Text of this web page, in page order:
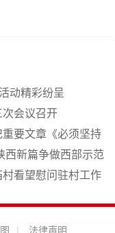
动精彩纷呈
会议召开
重要文章《必须坚持
西新篇争做西部示范
看望慰问驻村工作
| 法律声明